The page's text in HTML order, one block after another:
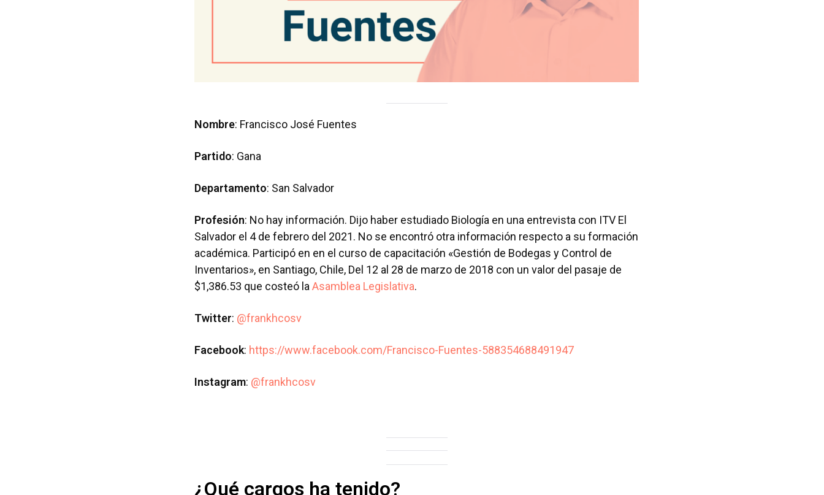
Nombre: Francisco José Fuentes
Partido: Gana
Departamento: San Salvador
Profesión: No hay información. Dijo haber estudiado Biología en una entrevista con ITV El
Salvador el 4 de febrero del 2021. No se encontró otra información respecto a su formación
académica. Participó en en el curso de capacitación «Gestión de Bodegas y Control de
Inventarios», en Santiago, Chile, Del 12 al 28 de marzo de 2018 con un valor del pasaje de
$1,386.53 que costeó la Asamblea Legislativa.
Twitter: @frankhcosv
Facebook: https://www.facebook.com/Francisco-Fuentes-588354688491947
Instagram: @frankhcosv
¿Qué cargos ha tenido?